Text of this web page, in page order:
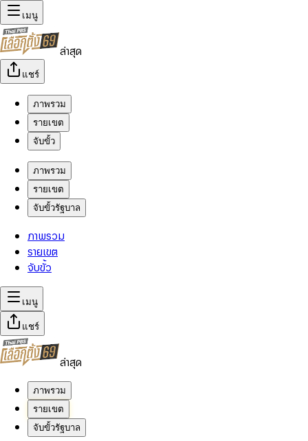
เมนู
ล่าสุด
แชร์
ภาพรวม
รายเขต
จับขั้ว
ภาพรวม
รายเขต
จับขั้วรัฐบาล
ภาพรวม
รายเขต
จับขั้ว
เมนู
แชร์
ล่าสุด
ภาพรวม
รายเขต
จับขั้วรัฐบาล